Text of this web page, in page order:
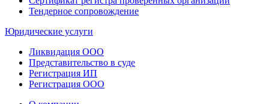
Тендерное сопровождение
Юридические услуги
Ликвидация ООО
Представительство в суде
Регистрация ИП
Регистрация ООО